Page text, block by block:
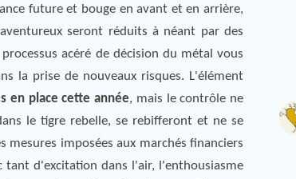
future et bouge en avant et en arrière,
seront réduits à néant par des
acéré de décision du métal vous
la prise de nouveaux risques. L'élément
en place cette année, mais le contrôle ne
le tigre rebelle, se rebifferont et ne se
mesures imposées aux marchés financiers
d'excitation dans l'air, l'enthousiasme